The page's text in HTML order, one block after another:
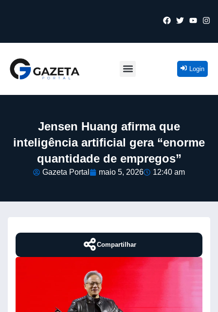
Login
Jensen Huang afirma que
inteligência artificial gera “enorme
quantidade de empregos”
Gazeta Portal maio 5, 2026 12:40 am
Compartilhar